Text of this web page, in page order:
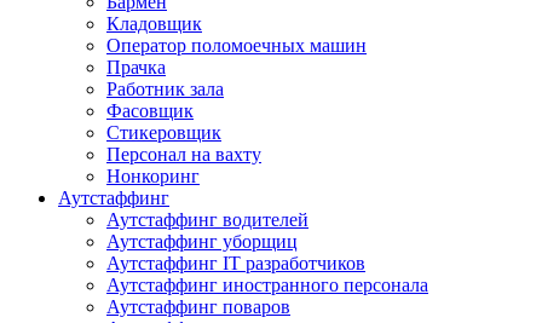
Кладовщик
Оператор поломоечных машин
Прачка
Работник зала
Фасовщик
Стикеровщик
Персонал на вахту
Нонкоринг
Аутстаффинг
Аутстаффинг водителей
Аутстаффинг уборщиц
Аутстаффинг IT разработчиков
Аутстаффинг иностранного персонала
Аутстаффинг поваров